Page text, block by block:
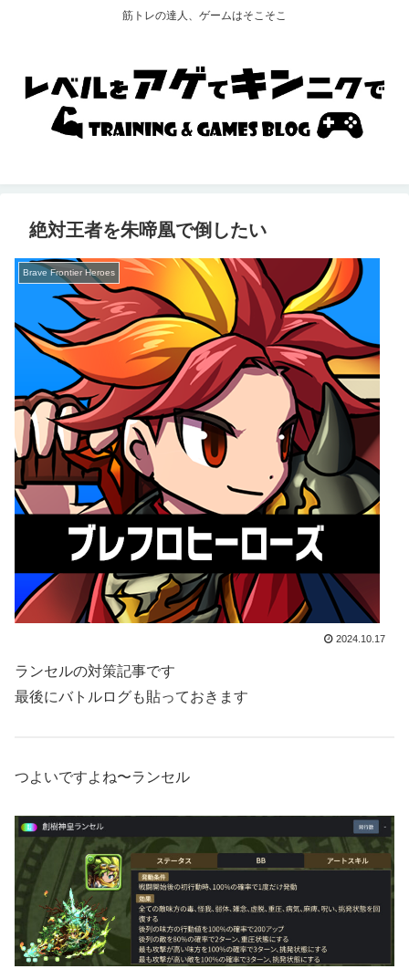
筋トレの達人、ゲームはそこそこ
絶対王者を朱啼凰で倒したい
Brave Frontier Heroes
2024.10.17
ランセルの対策記事です
最後にバトルログも貼っておきます
つよいですよね〜ランセル